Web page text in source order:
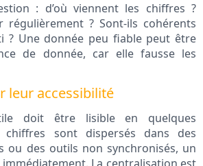
: d’où viennent les chiffres ?
régulièrement ? Sont-ils cohérents
? Une donnée peu fiable peut être
de donnée, car elle fausse les
leur accessibilité
doit être lisible en quelques
chiffres sont dispersés dans des
ou des outils non synchronisés, un